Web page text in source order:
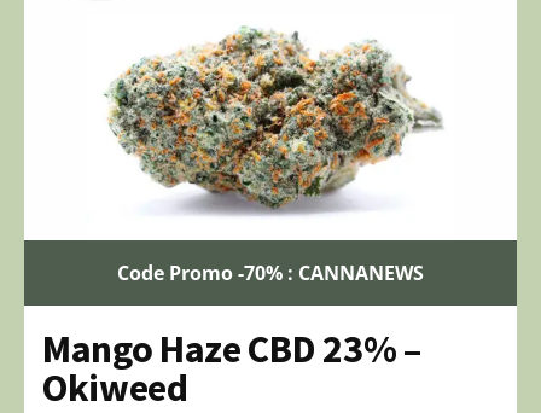
Code Promo -70% : CANNANEWS
Mango Haze CBD 23% –
Okiweed